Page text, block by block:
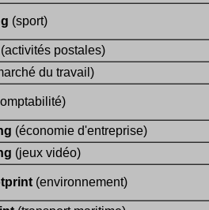
(sport)
(activités postales)
du travail)
(économie d'entreprise)
(jeux vidéo)
(environnement)